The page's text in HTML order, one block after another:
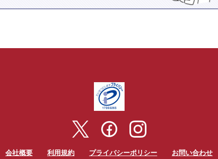
会社概要 利用規約 プライバシーポリシー お問い合わせ